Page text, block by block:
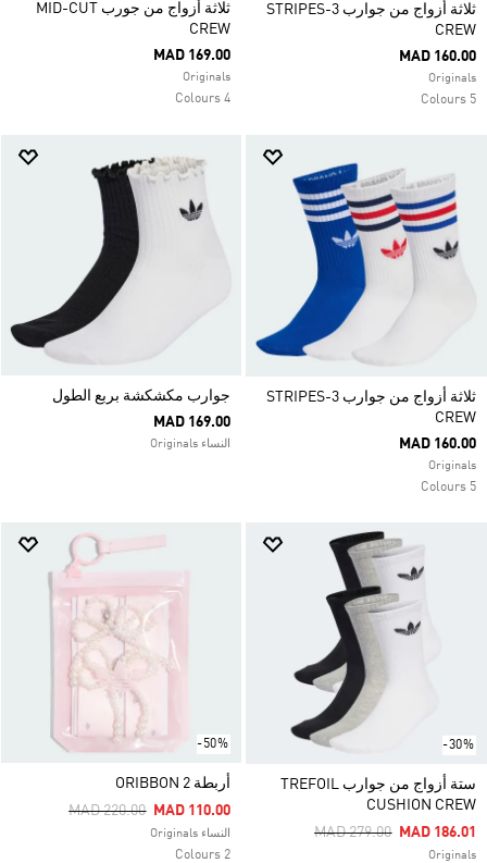
ثلاثة أزواج من جوارب 3-STRIPES
CREW
MAD 160.00
Originals
5 Colours
ثلاثة أزواج من جورب MID-CUT
CREW
MAD 169.00
Originals
4 Colours
ثلاثة أزواج من جوارب 3-STRIPES
CREW
MAD 160.00
Originals
5 Colours
جوارب مكشكشة بربع الطول
MAD 169.00
النساء Originals
-30%
ستة أزواج من جوارب TREFOIL
CUSHION CREW
Price Reduced From
MAD 279.00ToMAD 186.01
Originals
-50%
أربطة ORIBBON 2
Price Reduced From
MAD 220.00ToMAD 110.00
النساء Originals
2 Colours